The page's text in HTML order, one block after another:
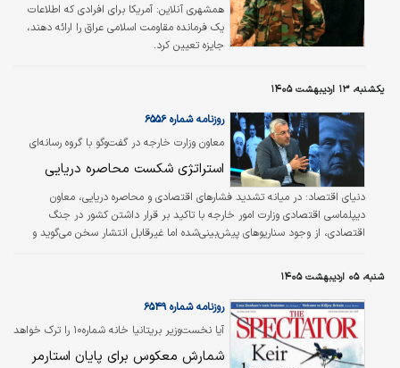
همشهری آنلاین: آمریکا برای افرادی که اطلاعات
یک فرمانده مقاومت اسلامی عراق را ارائه دهند،
جایزه تعیین کرد.
یکشنبه، ۱۳ اردیبهشت ۱۴۰۵
معاون وزارت خارجه در گفت‌‌وگو با گروه رسانه‌ای
«دنیای‌اقتصاد» مطرح کرد
روزنامه شماره ۶۵۵۶
استراتژی شکست محاصره دریایی
دنیای اقتصاد: در میانه تشدید فشارهای اقتصادی و محاصره دریایی، معاون
دیپلماسی اقتصادی وزارت امور خارجه با تاکید بر قرار داشتن کشور در جنگ
اقتصادی، از وجود سناریوهای پیش‌بینی‌شده اما غیرقابل‌ انتشار سخن می‌گوید و
عضویت در اتحادیه اوراسیا و توسعه مسیرهای شمالی گرفته تا تقویت ذخایر
راهبردی و خودکفایی در کالاهای اساسی. «حمید قنبری» در گفت‌وگو با مجموعه
رسانه‌ای «دنیای اقتصاد»، تاکید می‌کند که هرچند وابستگی به خلیج فارس و برخی
گلوگاه‌ها…
شنبه، ۰۵ اردیبهشت ۱۴۰۵
آیا نخست‌وزیر بریتانیا خانه شماره۱۰ را ترک خواهد
روزنامه شماره ۶۵۴۹
شمارش معکوس برای پایان استارمر